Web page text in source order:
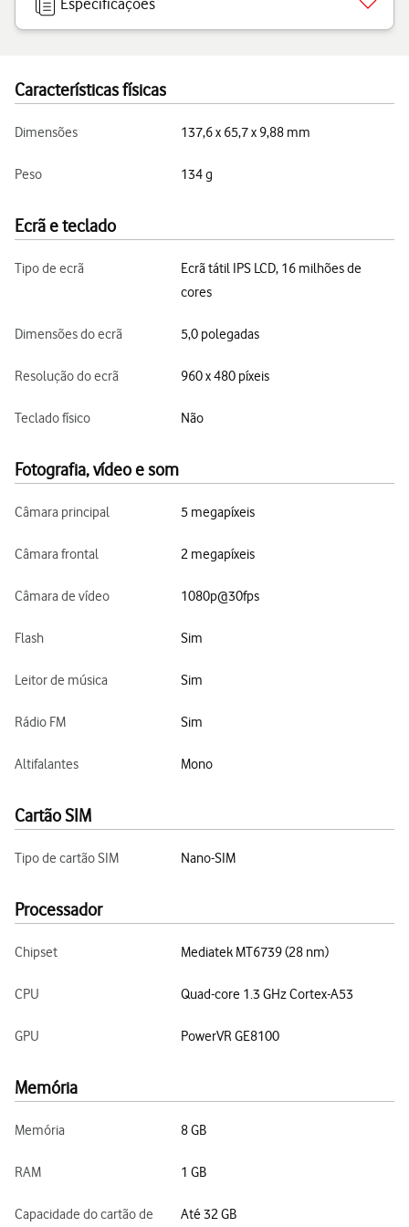
Especificações
Características físicas
Dimensões 137,6 x 65,7 x 9,88 mm
Peso 134 g
Ecrã e teclado
Tipo de ecrã
Ecrã tátil IPS LCD, 16 milhões de
cores
Dimensões do ecrã 5,0 polegadas
Resolução do ecrã 960 x 480 píxeis
Teclado físico Não
Fotografia, vídeo e som
Câmara principal 5 megapíxeis
Câmara frontal 2 megapíxeis
Câmara de vídeo 1080p@30fps
Flash Sim
Leitor de música Sim
Rádio FM Sim
Altifalantes Mono
Cartão SIM
Tipo de cartão SIM Nano-SIM
Processador
Chipset Mediatek MT6739 (28 nm)
CPU Quad-core 1.3 GHz Cortex-A53
GPU PowerVR GE8100
Memória
Memória 8 GB
RAM 1 GB
Capacidade do cartão de Até 32 GB